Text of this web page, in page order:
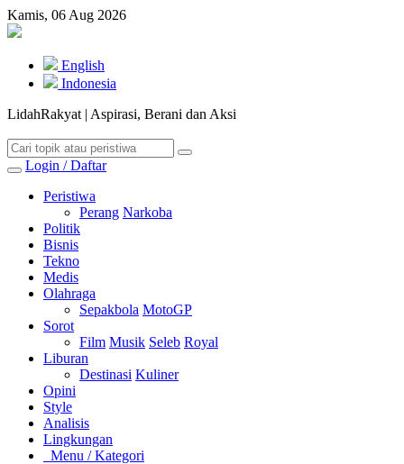
Kamis, 06 Aug 2026
English
Indonesia
LidahRakyat | Aspirasi, Berani dan Aksi
Login / Daftar
Peristiwa
Perang Narkoba
Politik
Bisnis
Tekno
Medis
Olahraga
Sepakbola MotoGP
Sorot
Film Musik Seleb Royal
Liburan
Destinasi Kuliner
Opini
Style
Analisis
Lingkungan
Menu / Kategori